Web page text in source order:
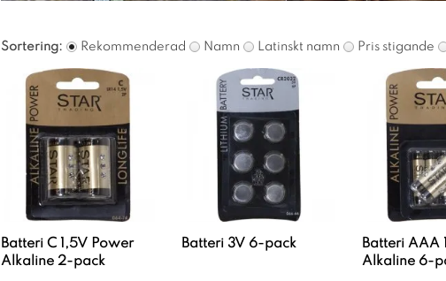
Sortering: Rekommenderad Namn Latinskt namn Pris stigande
Batteri C 1,5V Power
Alkaline 2-pack
Batteri 3V 6-pack
Batteri AAA
Alkaline 6-